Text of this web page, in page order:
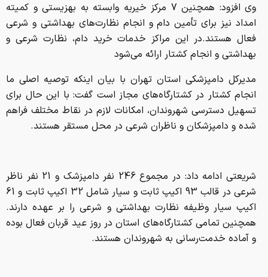
وی افزود: همچنین 7 مرکز خیریه وابسته به بهزیستی و کمیته
امداد نیز برای تأمین دام و انجام نظارت‌های بهداشتی و شرعی
فعال هستند.در این مراکز خدمات خرید دام، نظارت شرعی و
بهداشتی و انجام کشتار ارائه می‌شود
مدیرکل دامپزشکی استان تهران با بیان اینکه توصیه اصلی ما
انجام کشتار در کشتارگاه‌های مجاز است گفت: با این حال برای
تسهیل دسترسی شهروندان، امکانات لازم در نقاط مختلف فراهم
شده و دامپزشکان و ناظران شرعی در محل مستقر هستند.
شریعتی ادامه داد: در مجموع 246 نفر دامپزشک و 21 نفر ناظر
شرعی در قالب 93 اکیپ ثابت و سیار شامل 32 اکیپ ثابت و 61
اکیپ سیار وظیفه نظارت بهداشتی و شرعی را بر عهده دارند.
همچنین تمامی کشتارگاه‌های استان در روز عید قربان فعال بوده
و آماده خدمت‌رسانی به شهروندان هستند.